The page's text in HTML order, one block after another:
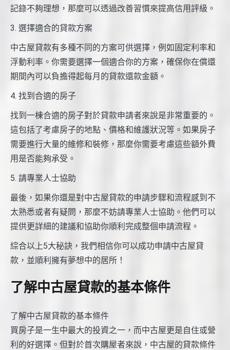
記錄不夠理想，那麼可以透過改善習慣來提高信用評級。
3. 選擇適合的貸款方案
中古屋貸款有多種不同的方案可供選擇，例如固定利率和
浮動利率。你需要選擇一個適合你的方案，確保你在償還
期間內可以負擔得起每月的貸款還款金額。
4. 找到合適的房子
找到一棟合適的房子對於貸款申請者來說是非常重要的。
這包括了考慮房子的地點、價格和維護狀況等。如果房子
需要進行大量的維修和裝修，那麼你需要考慮這些額外費
用是否能夠承受。
5. 請專業人士協助
最後，如果你還是對中古屋貸款的申請步驟和流程感到不
太熟悉或者有疑問，那麼不妨請專業人士協助。他們可以
提供更詳細的建議和協助你順利完成整個申請流程。
綜合以上5大秘訣，我們相信你可以成功申請中古屋貸
款，並順利擁有夢想中的居所！
了解中古屋貸款的基本條件
了解中古屋貸款的基本條件
買房子是一生中最大的投資之一，而中古屋更是自住或營
利的好選擇。但對於首次購屋者來說，中古屋的貸款條件